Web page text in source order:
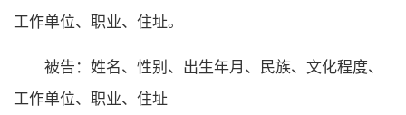
工作单位、职业、住址。
被告：姓名、性别、出生年月、民族、文化程度、
工作单位、职业、住址